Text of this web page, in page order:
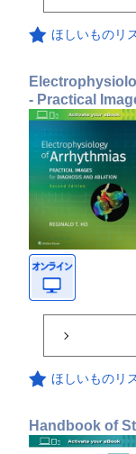
ほしいものリ
- Practical
ほしいものリ
Handbook of